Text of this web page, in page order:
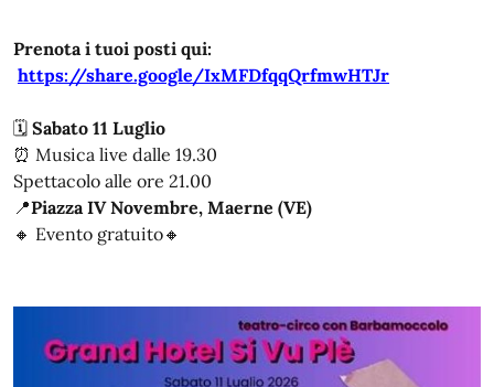
Prenota i tuoi posti qui:
https://share.google/IxMFDfqqQrfmwHTJr
🗓️ Sabato 11 Luglio
⏰ Musica live dalle 19.30
Spettacolo alle ore 21.00
📍Piazza IV Novembre, Maerne (VE)
🔸️ Evento gratuito🔸